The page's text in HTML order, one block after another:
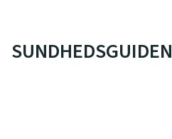
SUNDHEDSGUIDEN